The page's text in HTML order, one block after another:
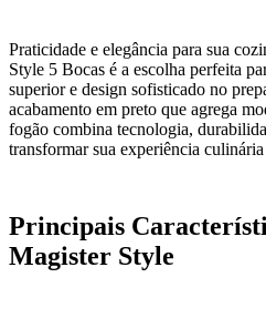
Praticidade e elegância para sua
Style 5 Bocas é a escolha perfeita
superior e design sofisticado no
acabamento em preto que agrega
fogão combina tecnologia,
transformar sua experiência
Principais
Magister Style